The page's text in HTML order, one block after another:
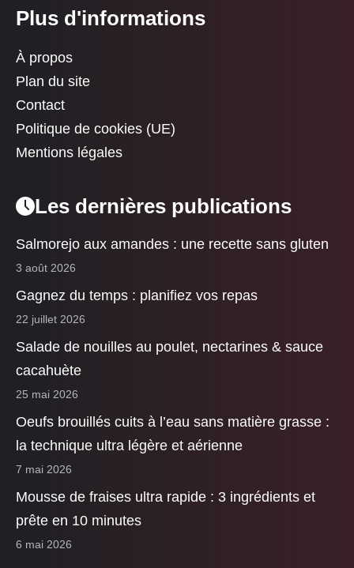
Plus d'informations
À propos
Plan du site
Contact
Politique de cookies (UE)
Mentions légales
Les dernières publications
Salmorejo aux amandes : une recette sans gluten
3 août 2026
Gagnez du temps : planifiez vos repas
22 juillet 2026
Salade de nouilles au poulet, nectarines & sauce
cacahuète
25 mai 2026
Oeufs brouillés cuits à l’eau sans matière grasse :
la technique ultra légère et aérienne
7 mai 2026
Mousse de fraises ultra rapide : 3 ingrédients et
prête en 10 minutes
6 mai 2026